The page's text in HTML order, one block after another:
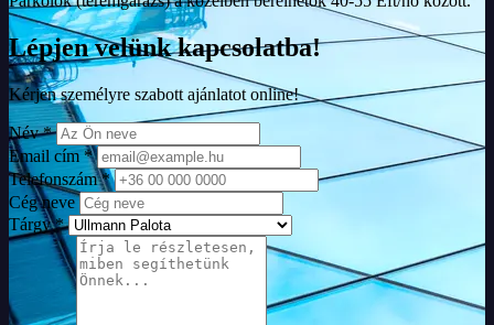
Lépjen velünk kapcsolatba!
Kérjen személyre szabott ajánlatot online!
Név *
Email cím *
Telefonszám *
Cég neve
Tárgy *